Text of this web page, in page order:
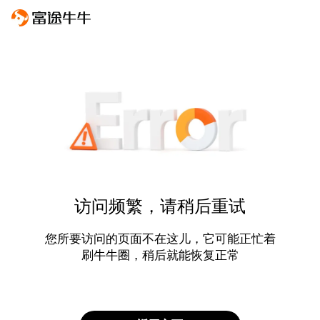
访问频繁，请稍后重试
您所要访问的页面不在这儿，它可能正忙着
刷牛牛圈，稍后就能恢复正常